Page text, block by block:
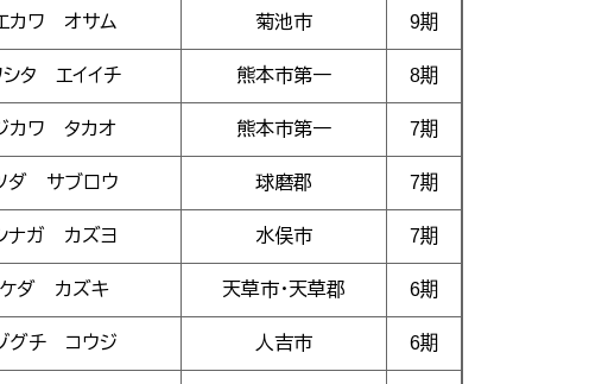
カワ オサム 菊池市 9期
シタ エイイチ 熊本市第一 8期
カワ タカオ 熊本市第一 7期
ダ サブロウ 球磨郡 7期
ナガ カズヨ 水俣市 7期
ダ カズキ 天草市・天草郡 6期
グチ コウジ 人吉市 6期